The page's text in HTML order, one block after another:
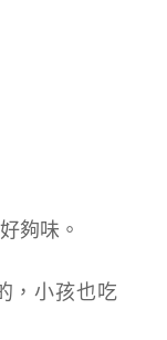
夠味。
，小孩也吃